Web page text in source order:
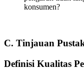
konsumen?
C. Tinjauan
Definisi Kualitas